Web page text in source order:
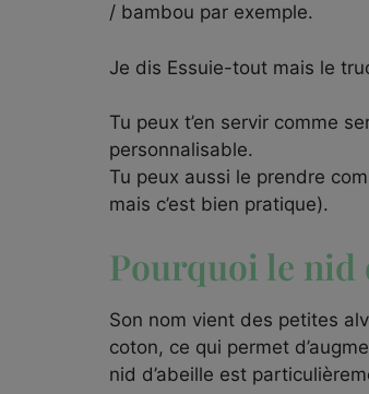
/ bambou par exemple.
Je dis Essuie-tout mais le
Tu peux t’en servir comme
personnalisable.
Tu peux aussi le prendre
mais c’est bien pratique).
Pourquoi le nid
Son nom vient des petites
coton, ce qui permet
nid d’abeille est